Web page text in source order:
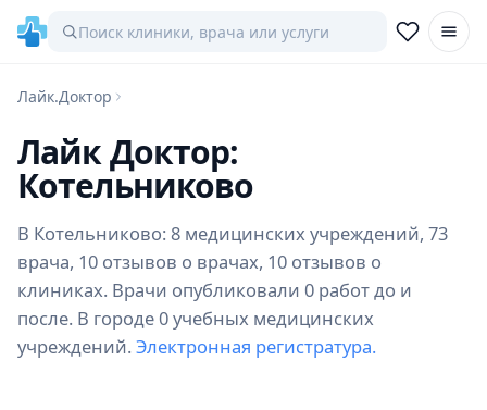
Лайк.Доктор
Лайк Доктор:
Котельниково
В Котельниково: 8 медицинских учреждений, 73
врача, 10 отзывов о врачах, 10 отзывов о
клиниках. Врачи опубликовали 0 работ до и
после. В городе 0 учебных медицинских
учреждений. Электронная регистратура.